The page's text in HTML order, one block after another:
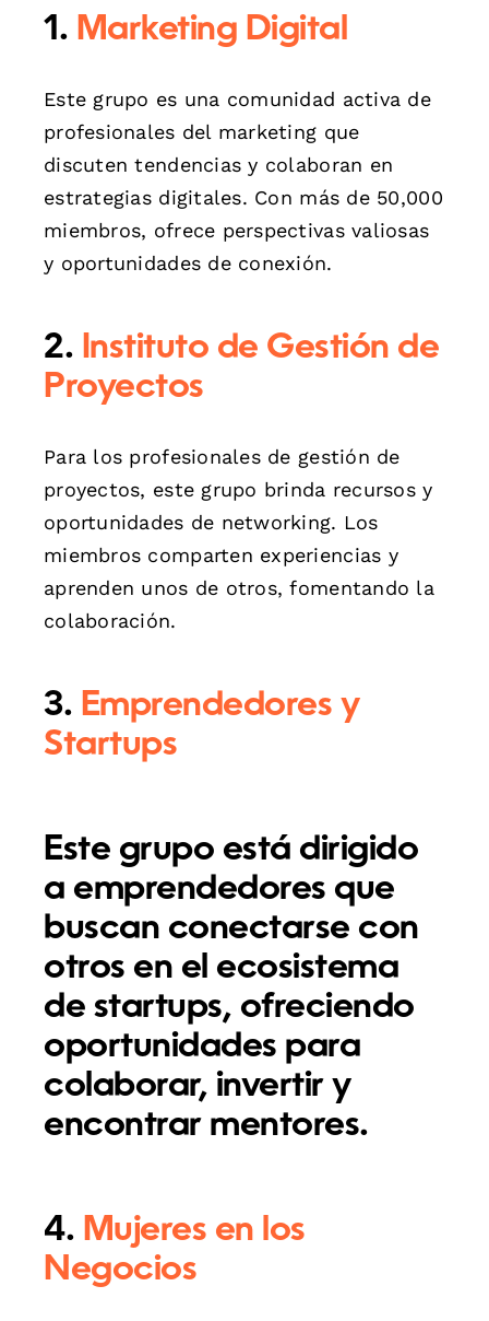
1. Marketing Digital
Este grupo es una comunidad activa de
profesionales del marketing que
discuten tendencias y colaboran en
estrategias digitales. Con más de 50,000
miembros, ofrece perspectivas valiosas
y oportunidades de conexión.
2. Instituto de Gestión de
Proyectos
Para los profesionales de gestión de
proyectos, este grupo brinda recursos y
oportunidades de networking. Los
miembros comparten experiencias y
aprenden unos de otros, fomentando la
colaboración.
3. Emprendedores y
Startups
Este grupo está dirigido
a emprendedores que
buscan conectarse con
otros en el ecosistema
de startups, ofreciendo
oportunidades para
colaborar, invertir y
encontrar mentores.
4. Mujeres en los
Negocios